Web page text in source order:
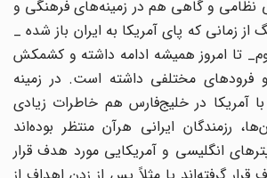
و گاهی هم در زمینه‌های فرهنگی و
زمانی که پای آمریکا به ایران باز شده _
تا امروز همیشه ادامه داشته و کشمکش
فرودهای مختلفی داشته است. در زمینه
آمریکا در خلیج‌فارس هم خاطرات زیادی
رزمندگان ایرانی هرآن منتظر بوده‌اند
انگلیسی و آمریکایی مورد هدف قرار